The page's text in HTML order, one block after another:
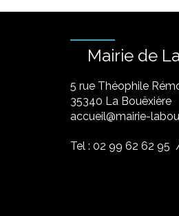
Mairie de
5 rue Théophile
​35340 La Bouëxière
accueil@mairie-
Tel : 02 99 62 62 95